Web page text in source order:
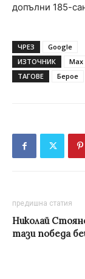
допълни 185-
ЧРЕЗ
Google
ИЗТОЧНИК
Max
ТАГОВЕ
Берое
предишна статия
Николай
тази победа